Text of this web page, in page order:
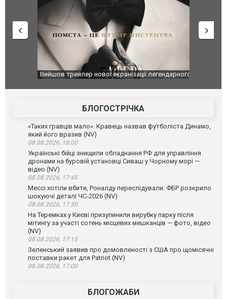
Вийшов трейлер нової екранізації легендарного
БЛОГОСТРІЧКА
«Таких гравців мало». Кравець назвав футболіста Динамо,
який його вразив (NV)
08.08.2026, 18:00
Українські бійці знищили обладнання РФ для управління
дронами на буровій установці Сиваш у Чорному морі —
відео (NV)
08.08.2026, 17:45
Мессі хотіли вбити, Роналду переслідували: ФБР розкрило
шокуючі деталі ЧС-2026 (NV)
08.08.2026, 17:30
На Теремках у Києві призупинили вирубку парку після
мітингу за участі сотень місцевих мешканців — фото, відео
(NV)
08.08.2026, 17:15
Зеленський заявив про домовленості з США про щомісячні
поставки ракет для Patriot (NV)
08.08.2026, 17:00
БЛОГОЖАБИ